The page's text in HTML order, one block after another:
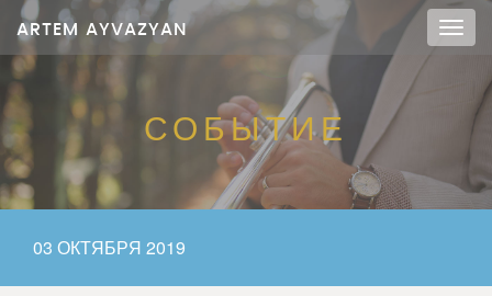
Меню
ARTEM AYVAZYAN
СОБЫТИЕ
03 ОКТЯБРЯ 2019